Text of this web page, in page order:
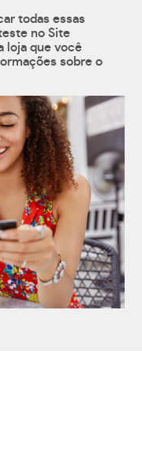
todas essas
no Site
loja que você
sobre o